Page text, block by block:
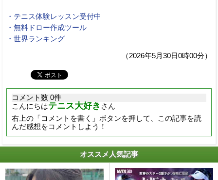
・テニス体験レッスン受付中
・無料ドロー作成ツール
・世界ランキング
（2026年5月30日0時00分）
コメント数 0件
こんにちはテニス大好き さん
右上の「コメントを書く」ボタンを押して、この記事を読
んだ感想をコメントしよう！
オススメ人気記事